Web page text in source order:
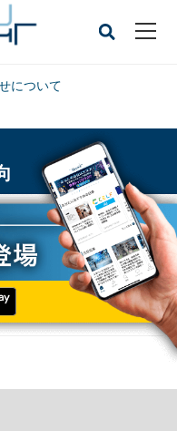
について
ス、2022年4月に社名変更
社名変更